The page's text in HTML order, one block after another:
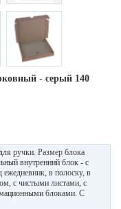
- cерый 140
ручки. Размер блока
внутренний блок - с
в полоску, в
с чистыми листами, с
блоками. С